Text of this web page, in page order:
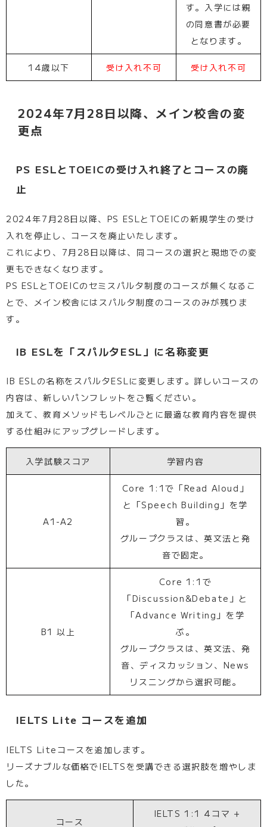
す。入学には親
の同意書が必要
となります。
14歳以下 受け入れ不可 受け入れ不可
2024年7月28日以降、メイン校舎の変
更点
PS ESLとTOEICの受け入れ終了とコースの廃
止
2024年7月28日以降、PS ESLとTOEICの新規学生の受け
入れを停止し、コースを廃止いたします。
これにより、7月28日以降は、同コースの選択と現地での変
更もできなくなります。
PS ESLとTOEICのセミスパルタ制度のコースが無くなるこ
とで、メイン校舎にはスパルタ制度のコースのみが残りま
す。
IB ESLを「スパルタESL」に名称変更
IB ESLの名称をスパルタESLに変更します。詳しいコースの
内容は、新しいパンフレットをご覧ください。
加えて、教育メソッドもレベルごとに最適な教育内容を提供
する仕組みにアップグレードします。
入学試験スコア 学習内容
A1-A2
Core 1:1で「Read Aloud」
と「Speech Building」を学
習。
グループクラスは、英文法と発
音で固定。
B1 以上
Core 1:1で
「Discussion&Debate」と
「Advance Writing」を学
ぶ。
グループクラスは、英文法、発
音、ディスカッション、News
リスニングから選択可能。
IELTS Lite コースを追加
IELTS Liteコースを追加します。
リーズナブルな価格でIELTSを受講できる選択肢を増やしま
した。
コース
IELTS 1:1 4コマ +